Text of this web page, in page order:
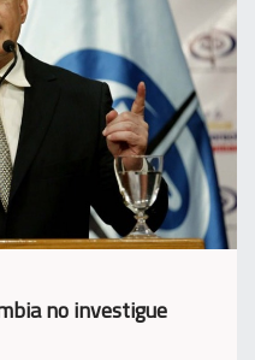
no investigue